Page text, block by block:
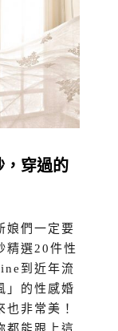
，穿過的
娘們一定要
精選20件性
到近年流
」的性感婚
非常美！
都能跟上這